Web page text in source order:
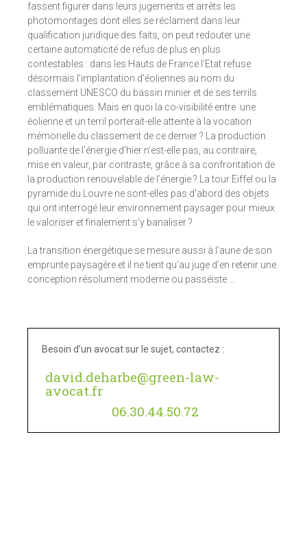
fassent figurer dans leurs jugements et arrêts les
photomontages dont elles se réclament dans leur
qualification juridique des faits, on peut redouter une
certaine automaticité de refus de plus en plus
contestables : dans les Hauts de France l’Etat refuse
désormais l’implantation d’éoliennes au nom du
classement UNESCO du bassin minier et de ses terrils
emblématiques. Mais en quoi la co-visibilité entre une
éolienne et un terril porterait-elle atteinte à la vocation
mémorielle du classement de ce dernier ? La production
polluante de l’énergie d’hier n’est-elle pas, au contraire,
mise en valeur, par contraste, grâce à sa confrontation de
la production renouvelable de l’énergie ? La tour Eiffel ou la
pyramide du Louvre ne sont-elles pas d’abord des objets
qui ont interrogé leur environnement paysager pour mieux
le valoriser et finalement s’y banaliser ?
La transition énergétique se mesure aussi à l’aune de son
emprunte paysagère et il ne tient qu’au juge d’en retenir une
conception résolument moderne ou passéiste …
Besoin d’un avocat sur le sujet, contactez :
david.deharbe@green-law-
avocat.fr
06.30.44.50.72